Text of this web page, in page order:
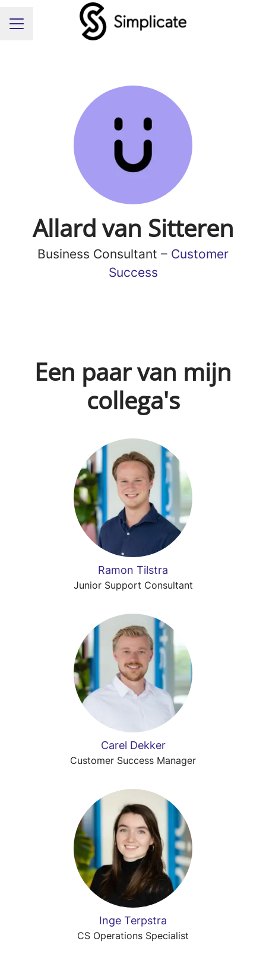
Carrièremenu
Allard van Sitteren
Business Consultant – Customer
Success
Een paar van mijn
collega's
Ramon Tilstra
Junior Support Consultant
Carel Dekker
Customer Success Manager
Inge Terpstra
CS Operations Specialist